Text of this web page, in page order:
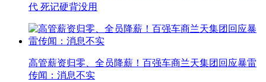
代 死记硬背没用
高管薪资归零、全员降薪！百强车商兰天集团回应暴雷
传闻：消息不实